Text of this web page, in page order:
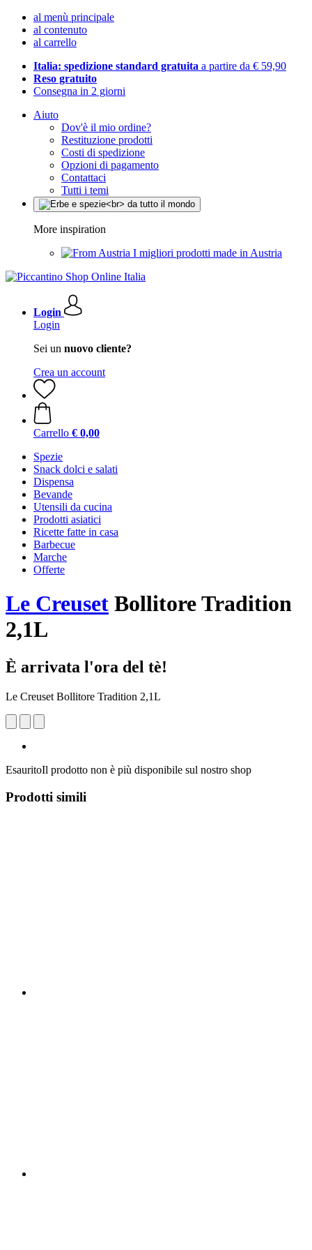
al menù principale
al contenuto
al carrello
Italia: spedizione standard gratuita a partire da € 59,90
Reso gratuito
Consegna in 2 giorni
Aiuto
Dov'è il mio ordine?
Restituzione prodotti
Costi di spedizione
Opzioni di pagamento
Contattaci
Tutti i temi
More inspiration
I migliori prodotti made in Austria
Login
Login
Sei un nuovo cliente?
Crea un account
Carrello € 0,00
Spezie
Snack dolci e salati
Dispensa
Bevande
Utensili da cucina
Prodotti asiatici
Ricette fatte in casa
Barbecue
Marche
Offerte
Le Creuset Bollitore Tradition
2,1L
È arrivata l'ora del tè!
Le Creuset Bollitore Tradition 2,1L
EsauritoIl prodotto non è più disponibile sul nostro shop
Prodotti simili